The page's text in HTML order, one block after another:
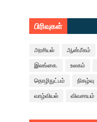
பிரிவுகள்
அரசியல் ஆன்மீகம்
இலங்கை. உலகம்
தொழிநுட்பம் நிகழ்வு
வாழ்வியல் விவசாயம்